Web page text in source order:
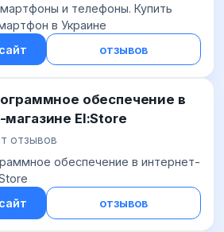
и телефоны. Купить
в Украине
отзывов
обеспечение в
El:Store
отзывов
обеспечение в интернет-
отзывов